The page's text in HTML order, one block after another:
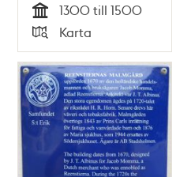
Tid
1300 till 1500
Typ
Karta